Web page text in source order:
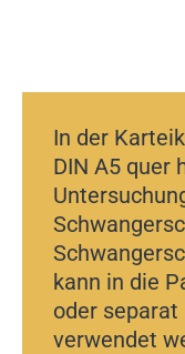
In der
DIN A5 quer
kann in die
oder
verwendet